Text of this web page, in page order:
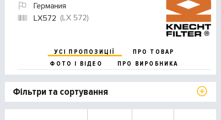
Германия
LX572 (LX 572)
УСІ ПРОПОЗИЦІЇ
ПРО ТОВАР
ФОТО І ВІДЕО
ПРО ВИРОБНИКА
Фільтри та сортування